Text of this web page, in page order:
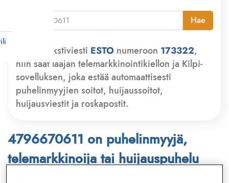
Hae
Lähetä tekstiviesti ESTO numeroon 173322,
niin saat laajan telemarkkinointikiellon ja Kilpi-
sovelluksen, joka estää automaattisesti
puhelinmyyjien soitot, huijaussoitot,
huijausviestit ja roskapostit.
4796670611 on puhelinmyyjä,
telemarkkinoija tai huijauspuhelu